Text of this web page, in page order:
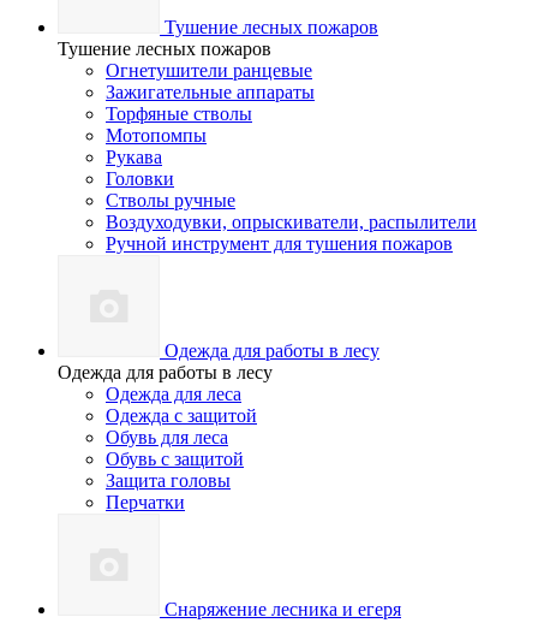
Тушение лесных пожаров
Тушение лесных пожаров
Огнетушители ранцевые
Зажигательные аппараты
Торфяные стволы
Мотопомпы
Рукава
Головки
Стволы ручные
Воздуходувки, опрыскиватели, распылители
Ручной инструмент для тушения пожаров
Одежда для работы в лесу
Одежда для работы в лесу
Одежда для леса
Одежда с защитой
Обувь для леса
Обувь с защитой
Защита головы
Перчатки
Снаряжение лесника и егеря